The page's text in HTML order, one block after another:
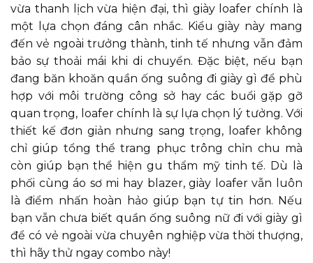
vừa thanh lịch vừa hiện đại, thì giày loafer chính là
một lựa chọn đáng cân nhắc. Kiểu giày này mang
đến vẻ ngoài trưởng thành, tinh tế nhưng vẫn đảm
bảo sự thoải mái khi di chuyển. Đặc biệt, nếu bạn
đang băn khoăn quần ống suông đi giày gì để phù
hợp với môi trường công sở hay các buổi gặp gỡ
quan trọng, loafer chính là sự lựa chọn lý tưởng. Với
thiết kế đơn giản nhưng sang trọng, loafer không
chỉ giúp tổng thể trang phục trông chỉn chu mà
còn giúp bạn thể hiện gu thẩm mỹ tinh tế. Dù là
phối cùng áo sơ mi hay blazer, giày loafer vẫn luôn
là điểm nhấn hoàn hảo giúp bạn tự tin hơn. Nếu
bạn vẫn chưa biết quần ống suông nữ đi với giày gì
để có vẻ ngoài vừa chuyên nghiệp vừa thời thượng,
thì hãy thử ngay combo này!